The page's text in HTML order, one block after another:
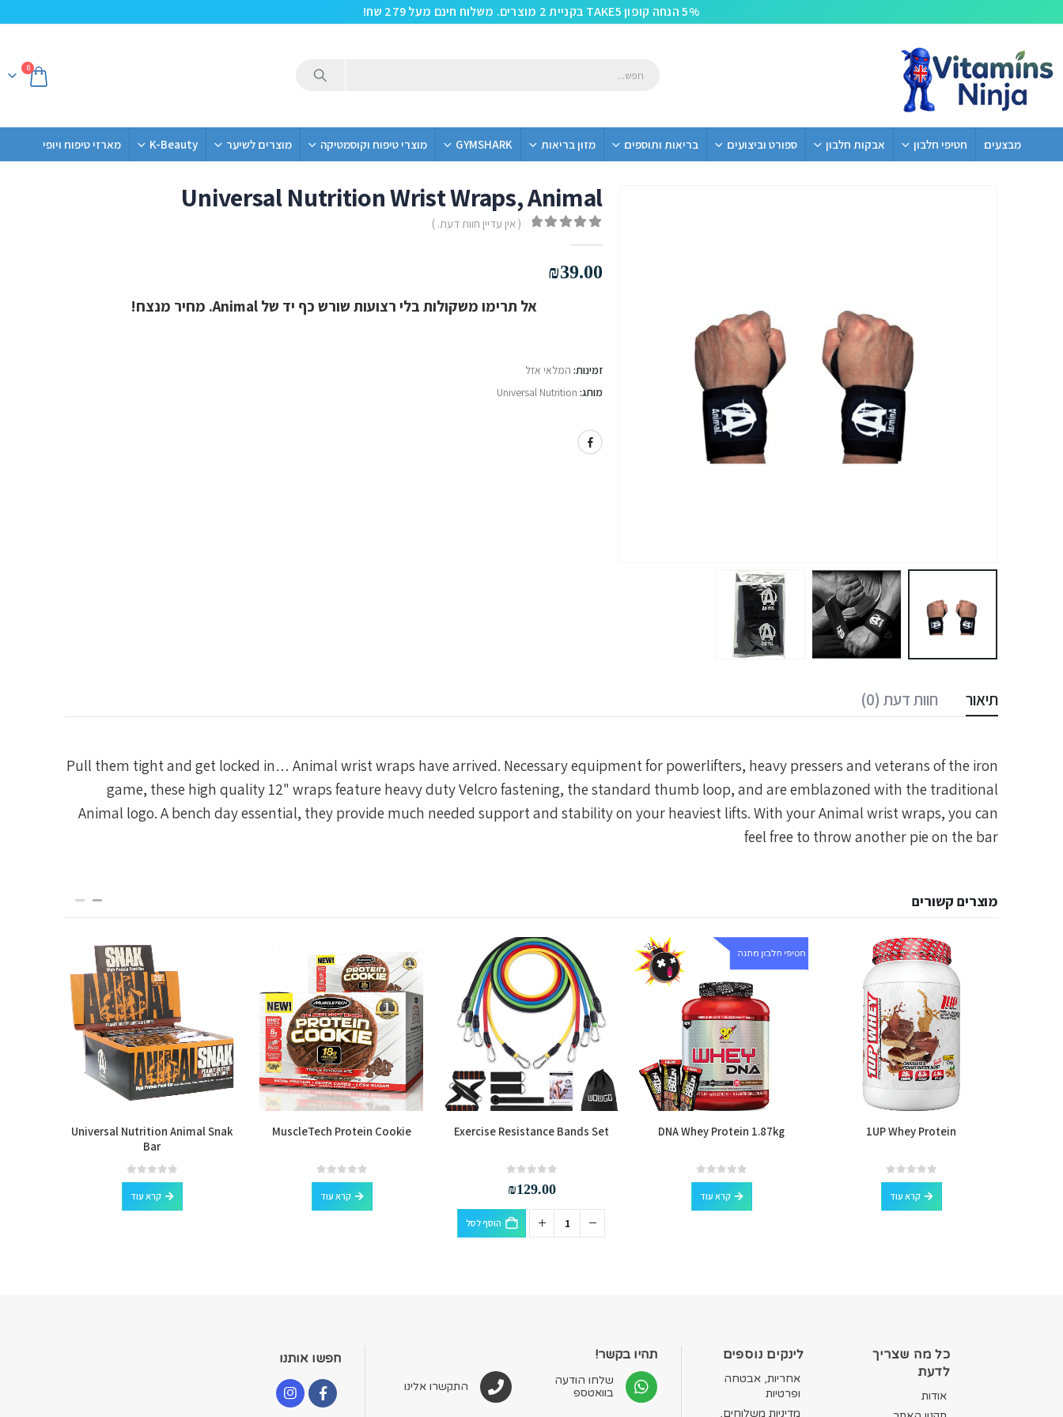
5% הנחה קופון TAKE5 בקניית 2 מוצרים. משלוח חינם מעל 279 שח!
0
מבצעים חטיפי חלבון אבקות חלבון ספורט וביצועים בריאות ותוספים מזון בריאות GYMSHARK מוצרי טיפוח וקוסמטיקה מוצרים לשיער K-Beauty מארזי טיפוח ויופי
Universal Nutrition Wrist Wraps, Animal
( אין עדיין חוות דעת. )
₪39.00
אל תרימו משקולות בלי רצועות שורש כף יד של Animal. מחיר מנצח!
זמינות: המלאי אזל
מותג: Universal Nutrition
תיאור חוות דעת (0)
Pull them tight and get locked in… Animal wrist wraps have arrived. Necessary equipment for powerlifters, heavy pressers and veterans of the iron
game, these high quality 12" wraps feature heavy duty Velcro fastening, the standard thumb loop, and are emblazoned with the traditional
Animal logo. A bench day essential, they provide much needed support and stability on your heaviest lifts. With your Animal wrist wraps, you can
feel free to throw another pie on the bar
מוצרים קשורים
1UP Whey Protein
0
out of 5
קרא עוד
DNA Whey Protein 1.87kg
0
out of 5
קרא עוד
Exercise Resistance Bands Set
₪129.00
הוסף לסל
MuscleTech Protein Cookie
0
out of 5
קרא עוד
Universal Nutrition Animal Snak
Bar
0
out of 5
קרא עוד
כל מה שצריך
לדעת
אודות
לינקים נוספים
אחריות, אבטחה
ופרטיות
מדיניות משלוחים,
תהיו בקשר!
שלחו הודעה
בוואטספ
התקשרו אלינו
חפשו אותנו